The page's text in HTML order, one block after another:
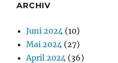
ARCHIV
Juni 2024 (10)
Mai 2024 (27)
April 2024 (36)